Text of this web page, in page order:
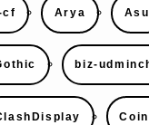
cf Arya Asul
biz-